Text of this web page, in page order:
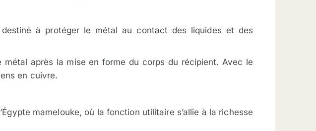
à protéger le métal au contact des liquides et des
après la mise en forme du corps du récipient. Avec le
en cuivre.
mamelouke, où la fonction utilitaire s’allie à la richesse